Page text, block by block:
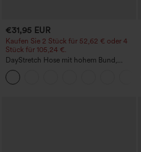
€31,95 EUR
Kaufen Sie 2 Stück für 52,62 € oder 4
Stück für 105,24 €.
DayStretch Hose mit hohem Bund,
Barrel-Leg und Taschen